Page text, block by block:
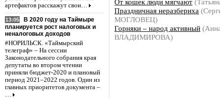
артефактов расскажут свои…
13:05
В 2020 году на Таймыре
планируется рост налоговых и
неналоговых доходов
#НОРИЛЬСК. «Таймырский
телеграф» – На сессии
Законодательного собрания края
депутаты во втором чтении
приняли бюджет-2020 и плановый
период 2021–2022 годов. Один из
главных приоритетов документа –
…
От кошек люди мягчают
Праздничная неразбериха
МОГЛОВЕЦ)
Горняки – народ активный
ВЛАДИМИРОВА)